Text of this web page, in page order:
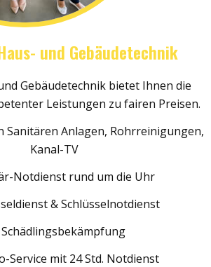
und Gebäudetechnik
Gebäudetechnik bietet Ihnen die
Leistungen zu fairen Preisen.
Sanitären Anlagen, Rohrreinigungen,
Kanal-TV
Notdienst rund um die Uhr
& Schlüsselnotdienst
Schädlingsbekämpfung
Service mit 24 Std. Notdienst